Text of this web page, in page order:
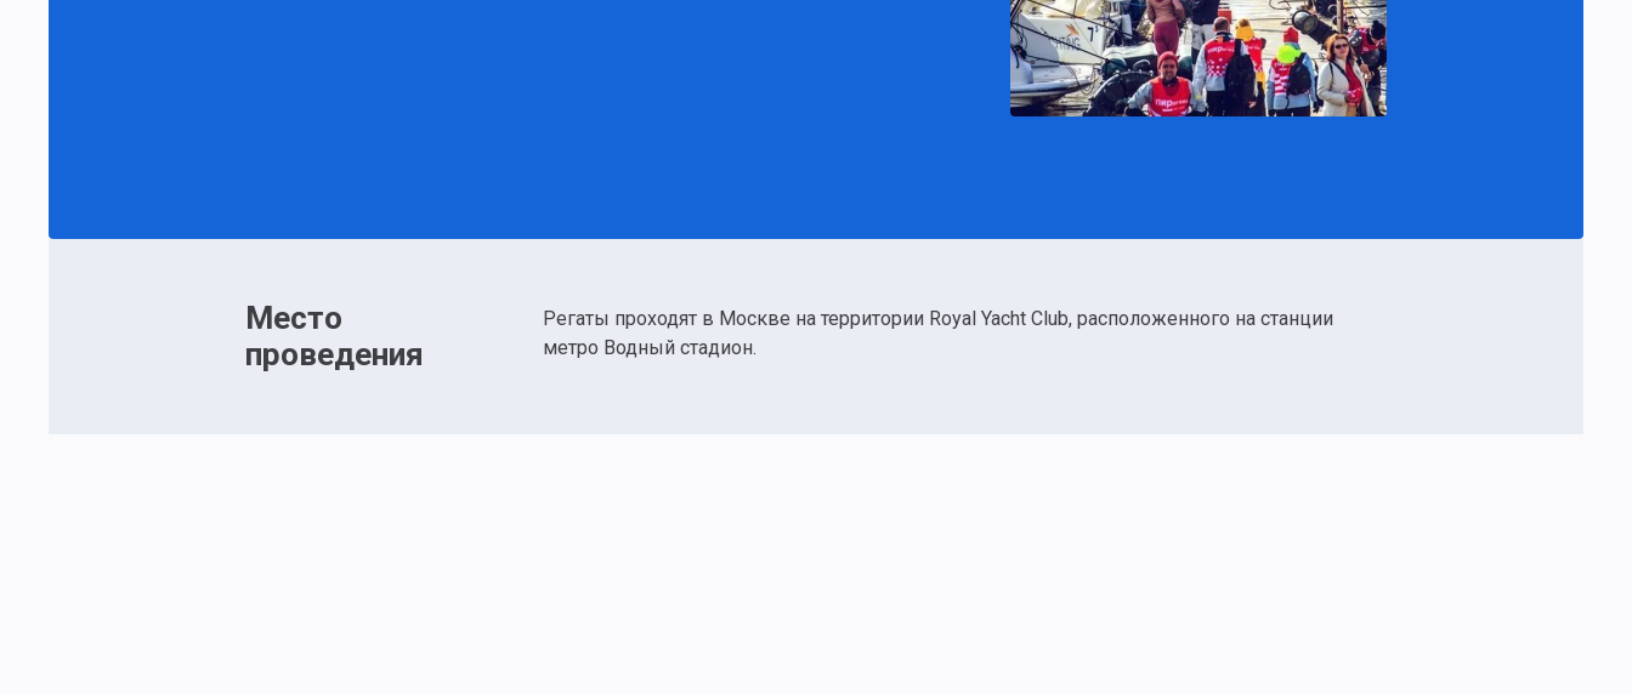
Место
проведения
Регаты проходят в Москве на территории Royal Yacht Club, расположенного на станции
метро Водный стадион.